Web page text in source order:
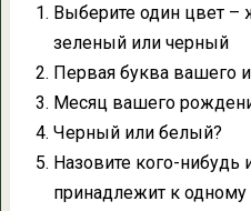
Выберите один цвет –
зеленый или черный
Первая буква вашего
Месяц вашего
Черный или белый?
Назовите кого-нибудь
принадлежит к одному